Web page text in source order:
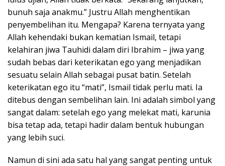
bunuh saja anakmu.” Justru Allah menghentikan
penyembelihan itu. Mengapa? Karena ternyata yang
Allah kehendaki bukan kematian Ismail, tetapi
kelahiran jiwa Tauhidi dalam diri Ibrahim – jiwa yang
sudah bebas dari keterikatan ego yang menjadikan
sesuatu selain Allah sebagai pusat batin. Setelah
keterikatan ego itu “mati”, Ismail tidak perlu mati. Ia
ditebus dengan sembelihan lain. Ini adalah simbol yang
sangat dalam: setelah ego yang melekat mati, karunia
bisa tetap ada, tetapi hadir dalam bentuk hubungan
yang lebih suci.
Namun di sini ada satu hal yang sangat penting untuk